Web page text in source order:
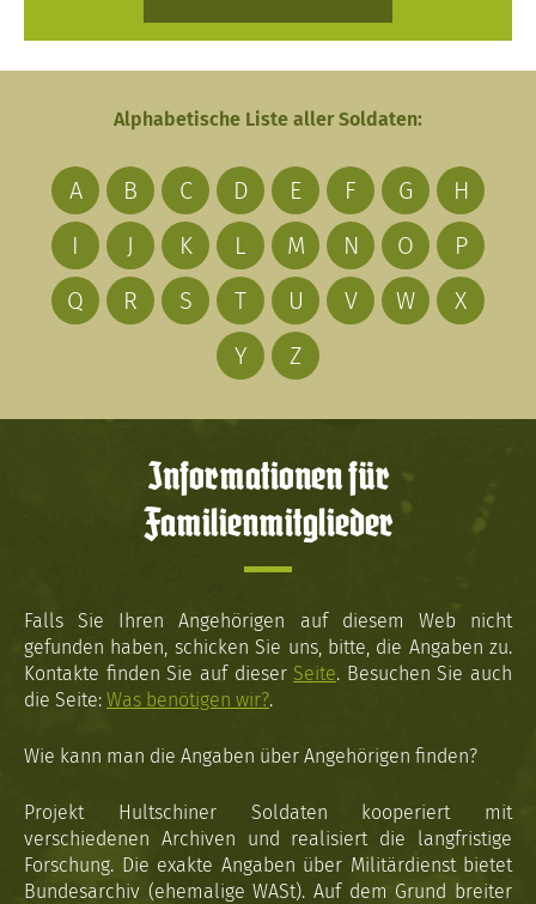
Alphabetische Liste aller Soldaten:
A B C D E F G
H
I
J K L M N O
P
Q
R S T U V W
X
Y
Z
Informationen für
Familienmitglieder
Falls Sie Ihren Angehörigen auf diesem Web nicht
gefunden haben, schicken Sie uns, bitte, die Angaben zu.
Kontakte finden Sie auf dieser Seite. Besuchen Sie auch
die Seite: Was benötigen wir?.
Wie kann man die Angaben über Angehörigen finden?
Projekt Hultschiner Soldaten kooperiert mit
verschiedenen Archiven und realisiert die langfristige
Forschung. Die exakte Angaben über Militärdienst bietet
Bundesarchiv (ehemalige WASt). Auf dem Grund breiter